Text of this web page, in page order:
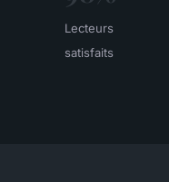
Lecteurs
satisfaits